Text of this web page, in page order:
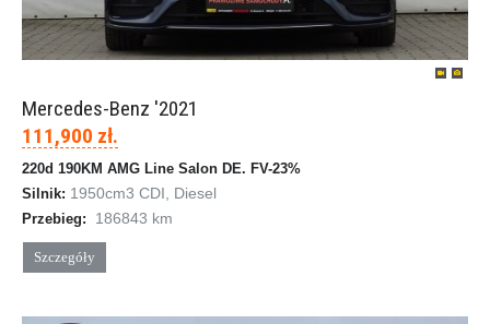
Mercedes-Benz '2021
111,900 zł.
220d 190KM AMG Line Salon DE. FV-23%
Silnik: 1950cm3 CDI, Diesel
Przebieg: 186843 km
Szczegóły